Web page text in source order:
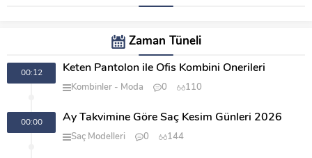
Zaman Tüneli
00:12 Keten Pantolon ile Ofis Kombini Önerileri
Kombinler Moda 0 110
00:00 Ay Takvimine Göre Saç Kesim Günleri 2026
Saç Modelleri 0 144